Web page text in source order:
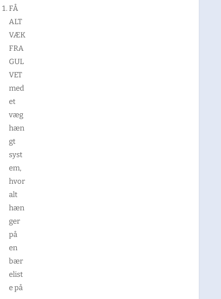
FÅ
ALT
VÆK
FRA
GUL
VET
med
et
væg
hæn
gt
syst
em,
hvor
alt
hæn
ger
på
en
bær
elist
e på